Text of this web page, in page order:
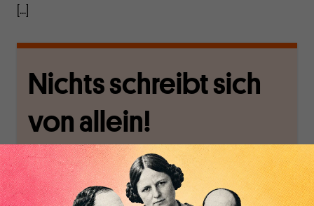
[...]
Nichts schreibt sich
von allein!
Nur für Abonnenten
MAKROSKOP analysiert
Wir verlassen die